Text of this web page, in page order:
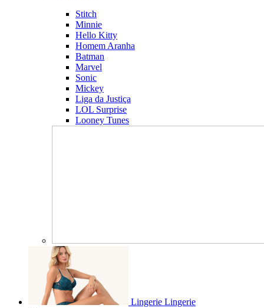
Stitch
Minnie
Hello Kitty
Homem Aranha
Batman
Marvel
Sonic
Mickey
Liga da Justiça
LOL Surprise
Looney Tunes
Lingerie Lingerie